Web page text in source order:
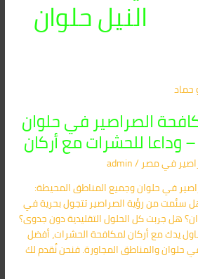
النيل حلوان
الصراصير في حلوان
في مصر/
admin
في حلوان وجميع المناطق المحيطة:
سئمت من رؤية الصراصير تتجول بحرية في
هل جربت كل الحلول التقليدية دون جدوى؟
يدك مع أركان لمكافحة الحشرات، أفضل
حلوان والمناطق المجاورة. فنحن نُقدم لك